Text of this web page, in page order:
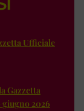
Ufficiale
Gazzetta
giugno 2026